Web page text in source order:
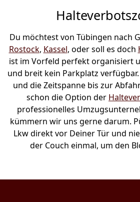
Du möchtest von Tübingen nach
Rostock, Kassel, oder soll es doch
ist im Vorfeld perfekt organisiert
und breit kein Parkplatz
und die Zeitspanne bis zur
schon die Option der
professionelles
kümmern wir uns gerne darum.
Lkw direkt vor Deiner Tür und
der Couch einmal, um den